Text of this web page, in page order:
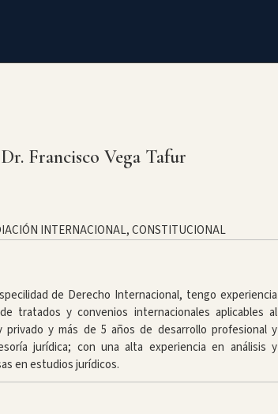
Dr. Francisco Vega Tafur
INTERNACIONAL, CONSTITUCIONAL
de Derecho Internacional, tengo experiencia
tratados y convenios internacionales aplicables al
privado y más de 5 años de desarrollo profesional y
jurídica; con una alta experiencia en análisis y
en estudios jurídicos.